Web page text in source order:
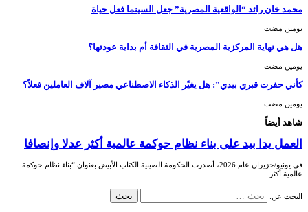
محمد خان رائد “الواقعية المصرية” جعل السينما فعل حياة
‏يومين مضت
هل هي نهاية المركزية المصرية في الثقافة أم بداية عودتها؟
‏يومين مضت
كأني حفرت قبري بيدي”: هل يغيّر الذكاء الاصطناعي مصير آلاف العاملين فعلاً؟
‏يومين مضت
شاهد أيضاً
العمل يدا بيد على بناء نظام حوكمة عالمية أكثر عدلا وإنصافا
في يونيو/حزيران عام 2026، أصدرت الحكومة الصينية الكتاب الأبيض بعنوان “بناء نظام حوكمة
عالمية أكثر …
البحث عن: